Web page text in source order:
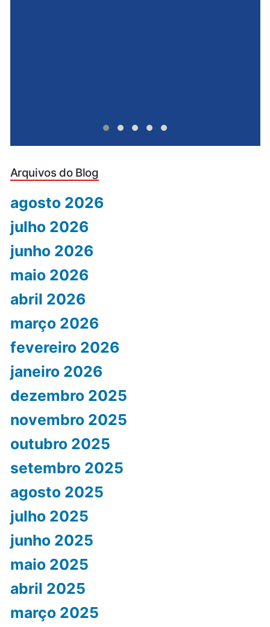
Arquivos do Blog
agosto 2026
julho 2026
junho 2026
maio 2026
abril 2026
março 2026
fevereiro 2026
janeiro 2026
dezembro 2025
novembro 2025
outubro 2025
setembro 2025
agosto 2025
julho 2025
junho 2025
maio 2025
abril 2025
março 2025